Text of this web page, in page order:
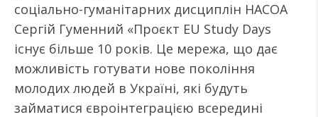
соціально-гуманітарних дисциплін НАСОА
Сергій Гуменний «Проєкт EU Study Days
існує більше 10 років. Це мережа, що дає
можливість готувати нове покоління
молодих людей в Україні, які будуть
займатися євроінтеграцією всередині